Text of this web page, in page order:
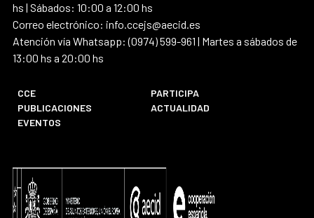
hs | Sábados: 10:00 a 12:00 hs
Correo electrónico: info.ccejs@aecid.es
Atención vía Whatsapp: (0974) 599-961 | Martes a sábados de
13:00 hs a 20:00 hs
CCE
PARTICIPA
PUBLICACIONES
ACTUALIDAD
EVENTOS